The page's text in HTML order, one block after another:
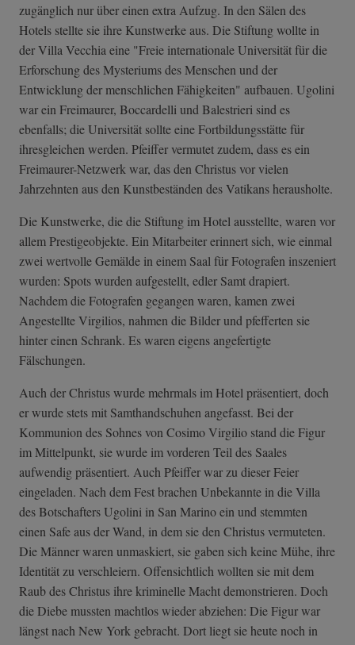
zugänglich nur über einen extra Aufzug. In den Sälen des
Hotels stellte sie ihre Kunstwerke aus. Die Stiftung wollte in
der Villa Vecchia eine "Freie internationale Universität für die
Erforschung des Mysteriums des Menschen und der
Entwicklung der menschlichen Fähigkeiten" aufbauen. Ugolini
war ein Freimaurer, Boccardelli und Balestrieri sind es
ebenfalls; die Universität sollte eine Fortbildungsstätte für
ihresgleichen werden. Pfeiffer vermutet zudem, dass es ein
Freimaurer-Netzwerk war, das den Christus vor vielen
Jahrzehnten aus den Kunstbeständen des Vatikans herausholte.
Die Kunstwerke, die die Stiftung im Hotel ausstellte, waren vor
allem Prestigeobjekte. Ein Mitarbeiter erinnert sich, wie einmal
zwei wertvolle Gemälde in einem Saal für Fotografen inszeniert
wurden: Spots wurden aufgestellt, edler Samt drapiert.
Nachdem die Fotografen gegangen waren, kamen zwei
Angestellte Virgilios, nahmen die Bilder und pfefferten sie
hinter einen Schrank. Es waren eigens angefertigte
Fälschungen.
Auch der Christus wurde mehrmals im Hotel präsentiert, doch
er wurde stets mit Samthandschuhen angefasst. Bei der
Kommunion des Sohnes von Cosimo Virgilio stand die Figur
im Mittelpunkt, sie wurde im vorderen Teil des Saales
aufwendig präsentiert. Auch Pfeiffer war zu dieser Feier
eingeladen. Nach dem Fest brachen Unbekannte in die Villa
des Botschafters Ugolini in San Marino ein und stemmten
einen Safe aus der Wand, in dem sie den Christus vermuteten.
Die Männer waren unmaskiert, sie gaben sich keine Mühe, ihre
Identität zu verschleiern. Offensichtlich wollten sie mit dem
Raub des Christus ihre kriminelle Macht demonstrieren. Doch
die Diebe mussten machtlos wieder abziehen: Die Figur war
längst nach New York gebracht. Dort liegt sie heute noch in